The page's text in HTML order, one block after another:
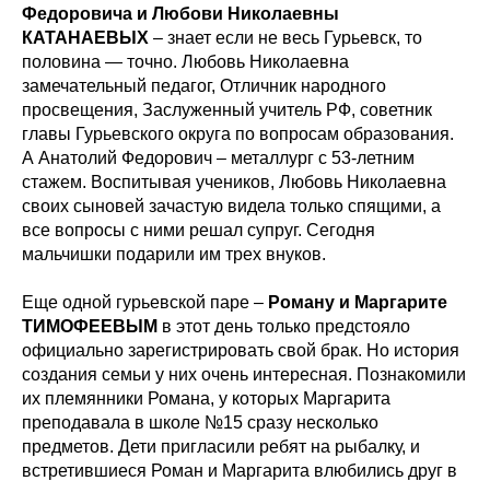
Федоровича и Любови Николаевны
КАТАНАЕВЫХ – знает если не весь Гурьевск, то
половина — точно. Любовь Николаевна
замечательный педагог, Отличник народного
просвещения, Заслуженный учитель РФ, советник
главы Гурьевского округа по вопросам образования.
А Анатолий Федорович – металлург с 53-летним
стажем. Воспитывая учеников, Любовь Николаевна
своих сыновей зачастую видела только спящими, а
все вопросы с ними решал супруг. Сегодня
мальчишки подарили им трех внуков.
Еще одной гурьевской паре – Роману и Маргарите
ТИМОФЕЕВЫМ в этот день только предстояло
официально зарегистрировать свой брак. Но история
создания семьи у них очень интересная. Познакомили
их племянники Романа, у которых Маргарита
преподавала в школе №15 сразу несколько
предметов. Дети пригласили ребят на рыбалку, и
встретившиеся Роман и Маргарита влюбились друг в